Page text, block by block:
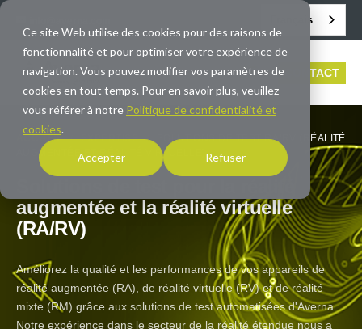
Ce site Web utilise des cookies pour des raisons de
fonctionnalité et pour optimiser votre expérience de
navigation. Vous pouvez modifier vos paramètres de
cookies en tout temps. Pour en savoir plus, veuillez
vous référer à notre Politique de confidentialité et
cookies.
Accepter Refuser
Français
CONTACT
ACCUEIL / EXPERTISE /
SOLUTIONS DE TEST RA/RV (RÉALITÉ
AUGMENTÉE ET RÉALITÉ VIRTUELLE)
augmentée et la réalité virtuelle
(RA/RV)
Améliorez la qualité et les performances de vos appareils de
réalité augmentée (RA), de réalité virtuelle (RV) et de réalité
mixte (RM) grâce aux solutions de test automatisées d'Averna.
Notre expérience dans le secteur de la réalité étendue nous a